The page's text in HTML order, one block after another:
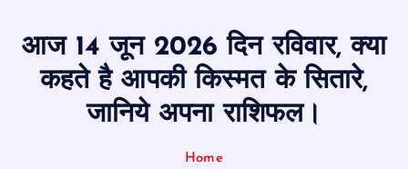
आज 14 जून 2026 दिन रविवार, क्या
कहते है आपकी किस्मत के सितारे,
जानिये अपना राशिफल।
Home